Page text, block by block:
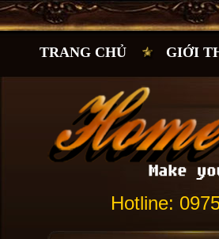
TRANG CHỦ GIỚI
Hotline: